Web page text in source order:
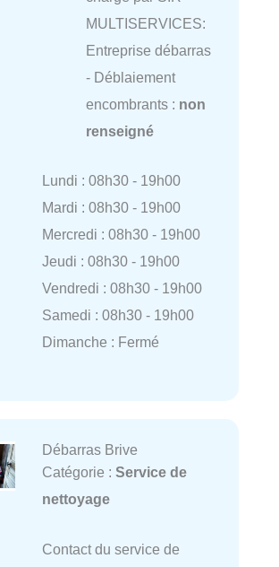
MULTISERVICES:
Entreprise débarras
- Déblaiement
encombrants : non
renseigné
Lundi : 08h30 - 19h00
Mardi : 08h30 - 19h00
Mercredi : 08h30 - 19h00
Jeudi : 08h30 - 19h00
Vendredi : 08h30 - 19h00
Samedi : 08h30 - 19h00
Dimanche : Fermé
Débarras Brive
Catégorie : Service de
nettoyage
Contact du service de